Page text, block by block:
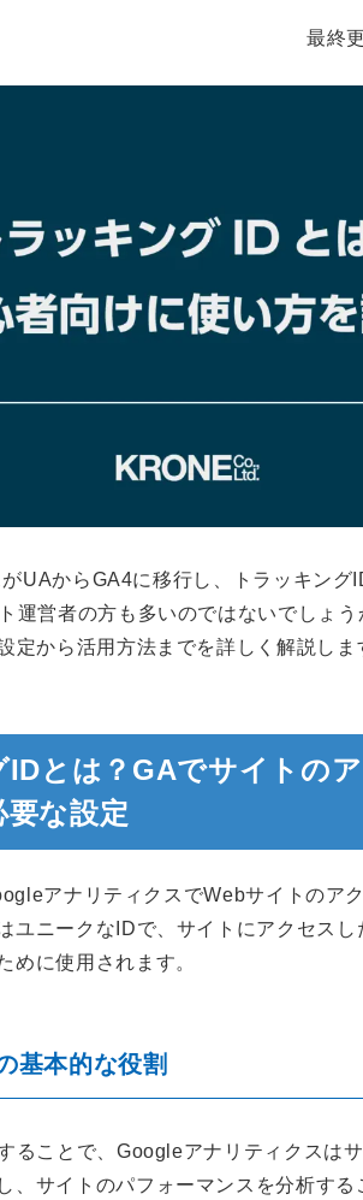
最終
UAからGA4に移行し、トラッキング
運営者の方も多いのではないでしょ
定から活用方法までを詳しく解説しま
IDとは？GAでサイトの
な設定
アナリティクスでWebサイトのア
ユニークなIDで、サイトにアクセス
めに使用されます。
基本的な役割
ることで、Googleアナリティクスは
、サイトのパフォーマンスを分析する